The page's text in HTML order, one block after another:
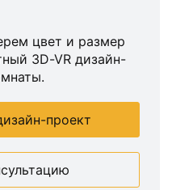
цвет и размер
3D-VR дизайн-
проект